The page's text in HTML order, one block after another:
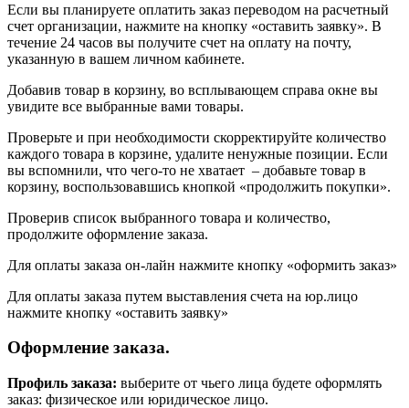
Если вы планируете оплатить заказ переводом на расчетный
счет организации, нажмите на кнопку «оставить заявку». В
течение 24 часов вы получите счет на оплату на почту,
указанную в вашем личном кабинете.
Добавив товар в корзину, во всплывающем справа окне вы
увидите все выбранные вами товары.
Проверьте и при необходимости скорректируйте количество
каждого товара в корзине, удалите ненужные позиции. Если
вы вспомнили, что чего-то не хватает – добавьте товар в
корзину, воспользовавшись кнопкой «продолжить покупки».
Проверив список выбранного товара и количество,
продолжите оформление заказа.
Для оплаты заказа он-лайн нажмите кнопку «оформить заказ»
Для оплаты заказа путем выставления счета на юр.лицо
нажмите кнопку «оставить заявку»
Оформление заказа.
Профиль заказа: выберите от чьего лица будете оформлять
заказ: физическое или юридическое лицо.